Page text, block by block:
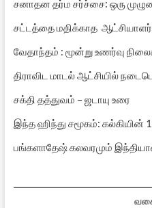
சனாதன தர்ம சர்ச்சை: ஒரு
சட்டத்தை மதிக்காத
வேதாந்தம் : மூன்று உணர்வு
திராவிட மாடல் ஆட்சியில்
சக்தி தத்துவம் – ஜடாயு உரை
இந்த ஹிந்து சமூகம்:
பங்களாதேஷ் கலவரமும்